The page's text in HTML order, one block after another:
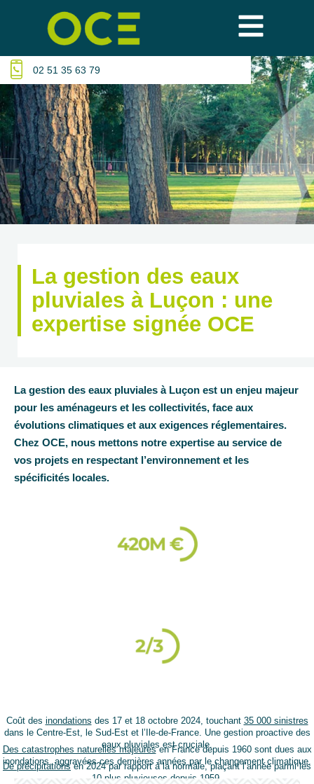
02 51 35 63 79
La gestion des eaux
pluviales à Luçon : une
expertise signée OCE
La gestion des eaux pluviales à Luçon est un enjeu majeur
pour les aménageurs et les collectivités, face aux
évolutions climatiques et aux exigences réglementaires.
Chez OCE, nous mettons notre expertise au service de
vos projets en respectant l’environnement et les
spécificités locales.
Coût des inondations des 17 et 18 octobre 2024, touchant 35 000 sinistres
dans le Centre-Est, le Sud-Est et l’Ile-de-France. Une gestion proactive des
eaux pluviales est cruciale.
Des catastrophes naturelles majeuresen France depuis 1960 sont dues aux
inondations, aggravées ces dernières années par le changement climatique.
De précipitationsen 2024 par rapport à la normale, plaçant l’année parmi les
10 plus pluvieuses depuis 1959.